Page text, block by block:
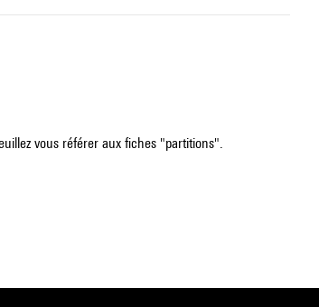
vous référer aux fiches "partitions".